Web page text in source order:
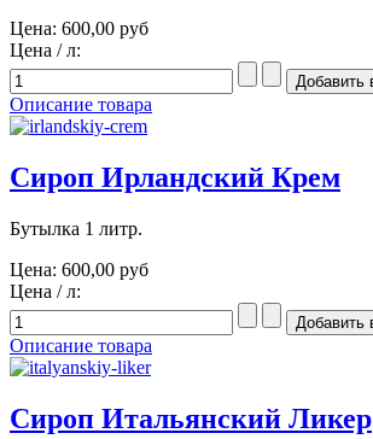
Цена: 600,00 руб
Цена / л:
Описание товара
Сироп Ирландский Крем
Бутылка 1 литр.
Цена: 600,00 руб
Цена / л:
Описание товара
Сироп Итальянский Ликер